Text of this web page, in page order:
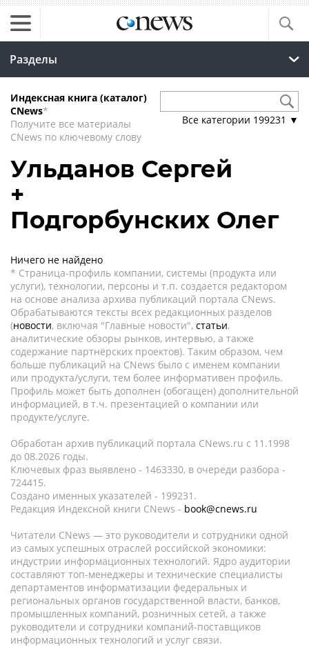
Разделы
Индексная книга (каталог)
CNews*
Получите все материалы
CNews по ключевому слову
Все категории 199231 ▼
Ульданов Сергей
+
Подгорбунских Олег
Ничего не найдено
* Страница-профиль компании, системы (продукта или
услуги), технологии, персоны и т.п. создается редактором
на основе анализа архива публикаций портала CNews.
Обрабатываются тексты всех редакционных разделов
(новости, включая "Главные новости", статьи,
аналитические обзоры рынков, интервью, а также
содержание партнёрских проектов). Таким образом, чем
больше публикаций на CNews было с именем компании
или продукта/услуги, тем более информативен профиль.
Профиль может быть дополнен (обогащен) дополнительной
информацией, в т.ч. презентацией о компании или
продукте/услуге.
Обработан архив публикаций портала CNews.ru c 11.1998
до 08.2026 годы.
Ключевых фраз выявлено - 1463330, в очереди разбора -
724415.
Создано именных указателей - 199231.
Редакция Индексной книги CNews - book@cnews.ru
Читатели CNews — это руководители и сотрудники одной
из самых успешных отраслей российской экономики:
индустрии информационных технологий. Ядро аудитории
составляют топ-менеджеры и технические специалисты
департаментов информатизации федеральных и
региональных органов государственной власти, банков,
промышленных компаний, розничных сетей, а также
руководители и сотрудники компаний-поставщиков
информационных технологий и услуг связи.